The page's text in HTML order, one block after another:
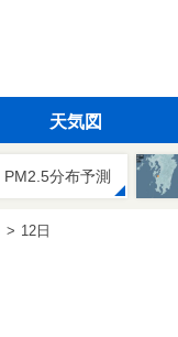
天気図
PM2.5分布予測
12日